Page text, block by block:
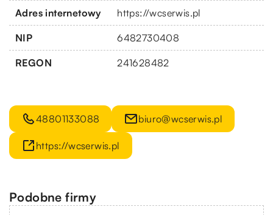
Adres internetowy https://wcserwis.pl
NIP 6482730408
REGON 241628482
48801133088 biuro@wcserwis.pl
https://wcserwis.pl
Podobne firmy